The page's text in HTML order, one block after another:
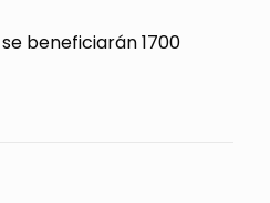
beneficiarán 1700